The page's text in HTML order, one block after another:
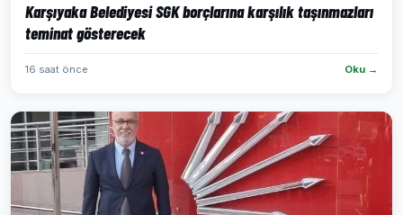
Karşıyaka Belediyesi SGK borçlarına karşılık taşınmazları
teminat gösterecek
16 saat önce Oku →